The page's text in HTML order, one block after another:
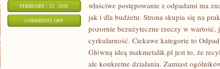
FEBRUARY - 23 - 2026
COMMENTS OFFON
RECYKLING
właściwe postępowanie z odpadami ma
jak i dla budżetu. Strona skupia się na
pozornie bezużyteczne rzeczy w wartość,
cyrkularność. Ciekawe kategorie to
Główną ideą makmetalik.pl jest to, że
ale konkretne działania. Zamiast